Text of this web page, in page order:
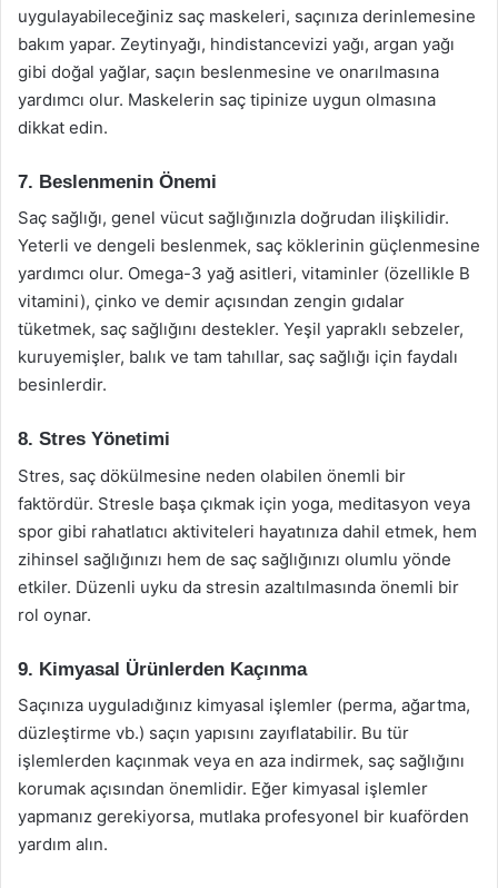
uygulayabileceğiniz saç maskeleri, saçınıza derinlemesine
bakım yapar. Zeytinyağı, hindistancevizi yağı, argan yağı
gibi doğal yağlar, saçın beslenmesine ve onarılmasına
yardımcı olur. Maskelerin saç tipinize uygun olmasına
dikkat edin.
7. Beslenmenin Önemi
Saç sağlığı, genel vücut sağlığınızla doğrudan ilişkilidir.
Yeterli ve dengeli beslenmek, saç köklerinin güçlenmesine
yardımcı olur. Omega-3 yağ asitleri, vitaminler (özellikle B
vitamini), çinko ve demir açısından zengin gıdalar
tüketmek, saç sağlığını destekler. Yeşil yapraklı sebzeler,
kuruyemişler, balık ve tam tahıllar, saç sağlığı için faydalı
besinlerdir.
8. Stres Yönetimi
Stres, saç dökülmesine neden olabilen önemli bir
faktördür. Stresle başa çıkmak için yoga, meditasyon veya
spor gibi rahatlatıcı aktiviteleri hayatınıza dahil etmek, hem
zihinsel sağlığınızı hem de saç sağlığınızı olumlu yönde
etkiler. Düzenli uyku da stresin azaltılmasında önemli bir
rol oynar.
9. Kimyasal Ürünlerden Kaçınma
Saçınıza uyguladığınız kimyasal işlemler (perma, ağartma,
düzleştirme vb.) saçın yapısını zayıflatabilir. Bu tür
işlemlerden kaçınmak veya en aza indirmek, saç sağlığını
korumak açısından önemlidir. Eğer kimyasal işlemler
yapmanız gerekiyorsa, mutlaka profesyonel bir kuaförden
yardım alın.